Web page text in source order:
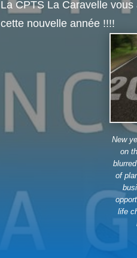
La CPTS La Caravelle
cette nouvelle année !!!!
New
on
of
life